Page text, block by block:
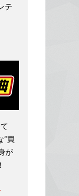
テ
“買
が